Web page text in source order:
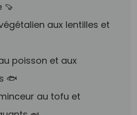
🍠
aux lentilles et
poisson et aux
🐟
au tofu et